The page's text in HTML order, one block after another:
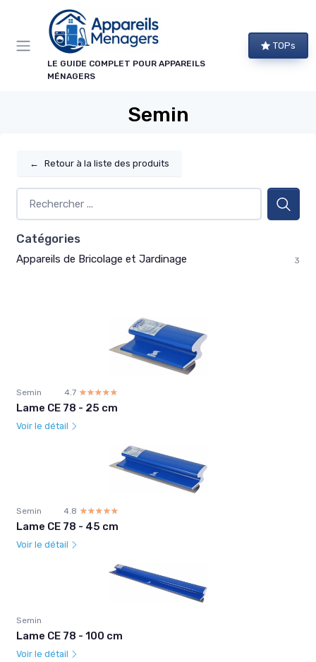
LE GUIDE COMPLET POUR APPAREILS
MÉNAGERS
TOPs
Semin
← Retour à la liste des produits
Catégories
Appareils de Bricolage et Jardinage 3
Semin 4.7 ☆☆☆☆☆
★★★★★
Lame CE 78 - 25 cm
Voir le détail
Semin 4.8 ☆☆☆☆☆
★★★★★
Lame CE 78 - 45 cm
Voir le détail
Semin
Lame CE 78 - 100 cm
Voir le détail
Panneau de gestion des cookies